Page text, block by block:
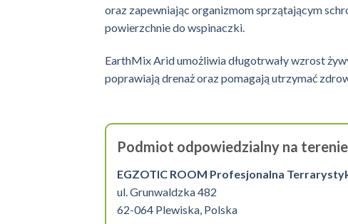
oraz zapewniając organizmom sprzątającym
powierzchnie do wspinaczki.
EarthMix Arid umożliwia długotrwały wzrost
poprawiają drenaż oraz pomagają utrzymać
Podmiot odpowiedzialny na
EGZOTIC ROOM Profesjonalna
ul. Grunwaldzka 482
62-064 Plewiska, Polska